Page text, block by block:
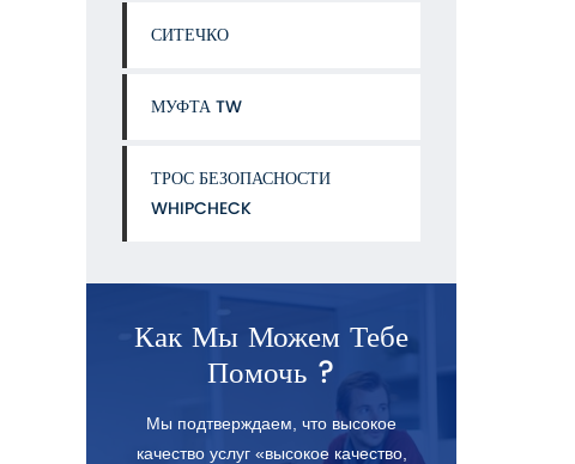
СИТЕЧКО
МУФТА TW
ТРОС БЕЗОПАСНОСТИ
WHIPCHECK
Как Мы Можем Тебе
Помочь ?
Мы подтверждаем, что высокое
качество услуг «высокое качество,